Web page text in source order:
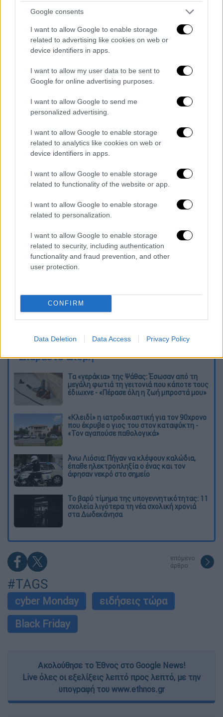
Google consents
I want to allow Google to enable storage
related to advertising like cookies on web or
device identifiers in apps.
I want to allow my user data to be sent to
Google for online advertising purposes.
I want to allow Google to send me
personalized advertising.
I want to allow Google to enable storage
related to analytics like cookies on web or
device identifiers in apps.
I want to allow Google to enable storage
related to functionality of the website or app.
I want to allow Google to enable storage
related to personalization.
I want to allow Google to enable storage
related to security, including authentication
functionality and fraud prevention, and other
user protection.
CONFIRM
Data Deletion Data Access Privacy Policy
Οι ανακοινώσεις για το εορταστικό ωράριο
των εμπορικών κέντρων και
πολυκαταστημάτων αναμένονται να
ανακοινωθούν έως τα τέλη της επόμενης
εβδομάδας
, καθώς η αγορά προετοιμάζεται
για την εκκίνηση της χριστουγεννιάτικης
Επίσης, συνίστανται ο καταναλωτικό κοινό
να είναι ιδιαίτερα προσεκτικό στις αγορές
τους, καθώς δεν είναι λίγοι αυτοί που
προσπαθούννα εκμεταλλευτούν τις ημέρες
Τα σχολιά σας δημοσιεύονται άμεσα με δική σας ευθύνη. Το
ΕΘΝΟΣ θα παρεμβαίνει και τα προσβλητικά σχόλια θα
καταχώρηση
Διαβάστε ακόμη
Τα «γεράκια» της Ψάθας: Έσωσαν από τη
μεγάλη φωτιά τη γειτονιά που κάποτε τους
έδιωχνε - «Πέρασε όλη η ζωή μπροστά μου»
«Κλειδί» η ιατροδικαστική για τον 90χρονο
που έκρυβε ο γιος του στον καταψύκτη -
«Τον αγαπούσε παθολογικά»
Άνω Λιόσια: Πήγαν να κλέψουν καλώδια,
έπαθε ηλεκτροπληξία ο ένας και τον
άφησαν νεκρό στο σημείο
Το βαρύ τίμημα της υπογεννητικότητας: 11
σχολεία λιγότερα τη νέα σχολική χρονιά
στα Δωδεκάνησα
επόμενο
άρθρο
#TAGS
cyber Monday
ειδήσεις τώρα
Black Friday
Ακολούθησε το Έθνος στο Google News!
Live όλες οι εξελίξεις λεπτό προς λεπτό, με την
υπογραφή του www.ethnos.gr